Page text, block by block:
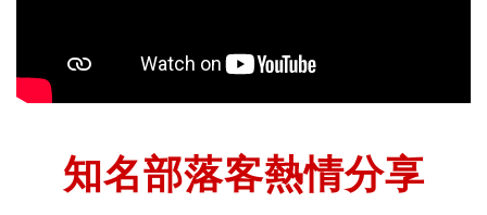
知名部落客熱情分享